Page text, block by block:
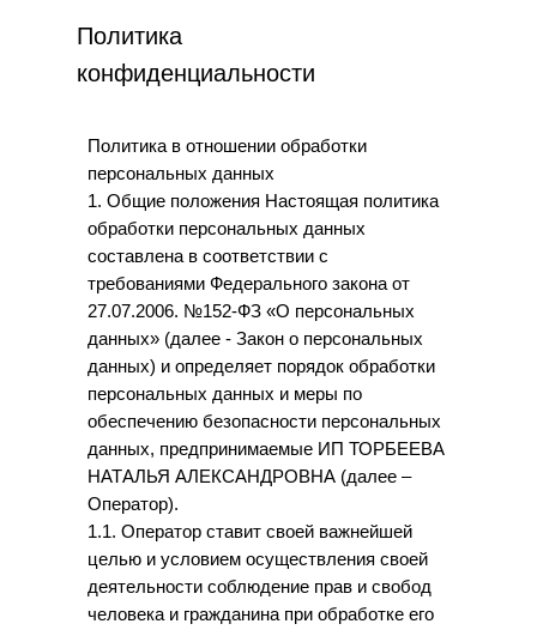
Политика
конфиденциальности
Политика в отношении обработки
персональных данных
1. Общие положения Настоящая политика
обработки персональных данных
составлена в соответствии с
требованиями Федерального закона от
27.07.2006. №152-ФЗ «О персональных
данных» (далее - Закон о персональных
данных) и определяет порядок обработки
персональных данных и меры по
обеспечению безопасности персональных
данных, предпринимаемые ИП ТОРБЕЕВА
НАТАЛЬЯ АЛЕКСАНДРОВНА (далее –
Оператор).
1.1. Оператор ставит своей важнейшей
целью и условием осуществления своей
деятельности соблюдение прав и свобод
человека и гражданина при обработке его